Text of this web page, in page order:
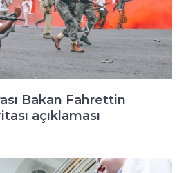
Bakan Fahrettin
açıklaması